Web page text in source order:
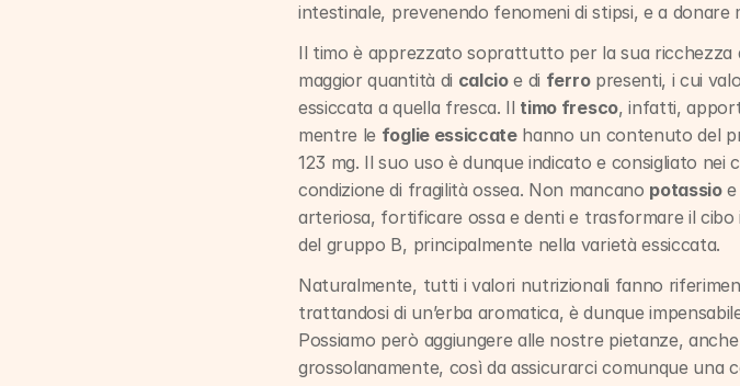
intestinale, prevenendo fenomeni di stipsi, e a donare
Il timo è apprezzato soprattutto per la sua ricchezza
maggior quantità di calcio e di ferro presenti, i cui
essiccata a quella fresca. Il timo fresco, infatti,
mentre le foglie essiccate hanno un contenuto del
123 mg. Il suo uso è dunque indicato e consigliato nei
condizione di fragilità ossea. Non mancano potassio e
arteriosa, fortificare ossa e denti e trasformare il
del gruppo B, principalmente nella varietà essiccata.
Naturalmente, tutti i valori nutrizionali fanno
trattandosi di un’erba aromatica, è dunque
Possiamo però aggiungere alle nostre pietanze,
grossolanamente, così da assicurarci comunque una